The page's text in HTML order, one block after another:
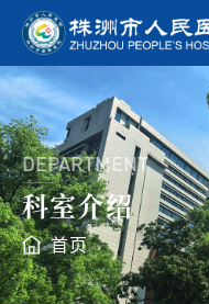
DEPARTMENT
科室介绍
首页